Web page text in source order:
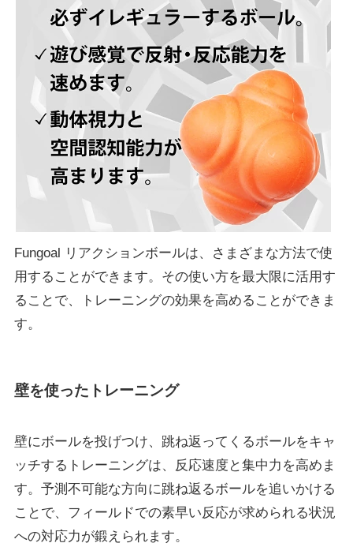
Fungoal リアクションボールは、さまざまな方法で使
用することができます。その使い方を最大限に活用す
ることで、トレーニングの効果を高めることができま
す。
壁を使ったトレーニング
壁にボールを投げつけ、跳ね返ってくるボールをキャ
ッチするトレーニングは、反応速度と集中力を高めま
す。予測不可能な方向に跳ね返るボールを追いかける
ことで、フィールドでの素早い反応が求められる状況
への対応力が鍛えられます。